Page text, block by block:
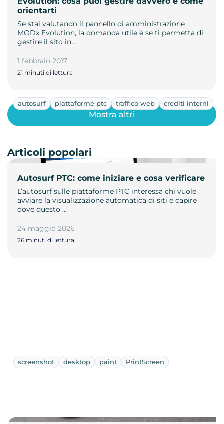
orientarti
Se stai valutando il pannello di amministrazione
MODx Evolution, la domanda utile è se ti permetta di
gestire il sito in…
1 febbraio 2017
21 minuti di lettura
autosurf piattaforme ptc traffico web crediti interni
Autosurf PTC: come iniziare e cosa verificare
L’autosurf sulle piattaforme PTC interessa chi vuole
avviare la visualizzazione automatica di siti e capire
dove questo …
24 maggio 2026
26 minuti di lettura
Mostra altri
Articoli popolari
screenshot desktop paint PrintScreen